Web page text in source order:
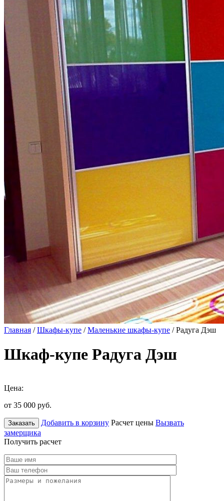
Главная /Шкафы-купе /Маленькие шкафы-купе / Радуга Дэш
Шкаф-купе Радуга Дэш
Цена:
от 35 000 руб.
Заказать Добавить в корзину Расчет цены Вызвать
замерщика
Получить расчет